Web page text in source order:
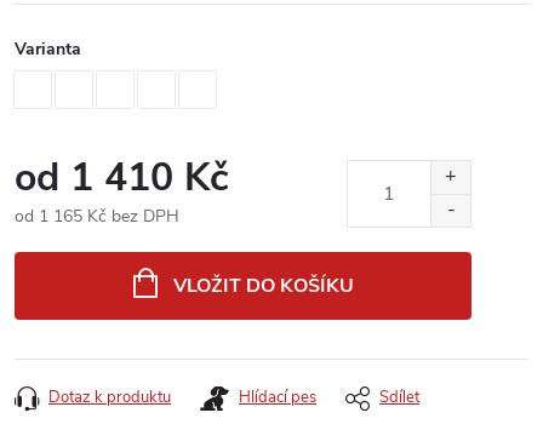
Varianta
od 1 410 Kč
od 1 165 Kč bez DPH
VLOŽIT DO KOŠÍKU
Dotaz k produktu Hlídací pes Sdílet